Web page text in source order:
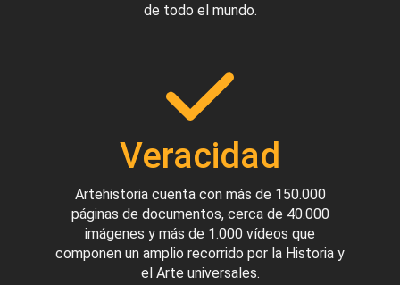
de todo el mundo.
Veracidad
Artehistoria cuenta con más de 150.000
páginas de documentos, cerca de 40.000
imágenes y más de 1.000 vídeos que
componen un amplio recorrido por la Historia y
el Arte universales.